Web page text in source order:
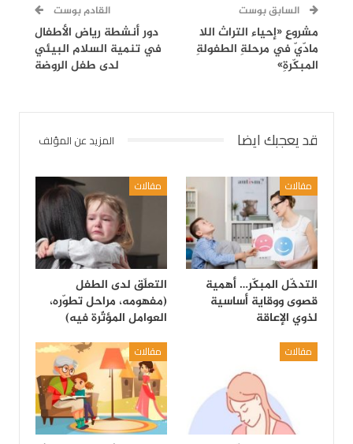
السابق بوست
مشروعِ «إحياء التراث اللا
مادّيّ في مرحلةِ الطفولةِ
المبكّرةِ»
القادم بوست
دور أنشطة رياض الأطفال
في تنمية السلام البيئي
لدى طفل الروضة
قد يعجبك ايضا المزيد عن المؤلف
مقالات
التدخّل المبكّر… أهمية
قصوى ووقاية أساسية
لذوي الإعاقة
مقالات
التعلّق لدى الطفل
(مفهومه، مراحل تطوّره،
العوامل المؤثّرة فيه)
مقالات مقالات